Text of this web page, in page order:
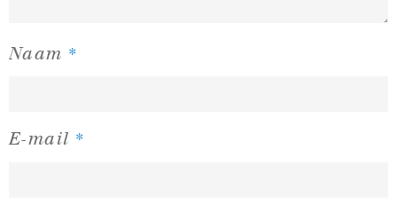
Naam *
E-mail *